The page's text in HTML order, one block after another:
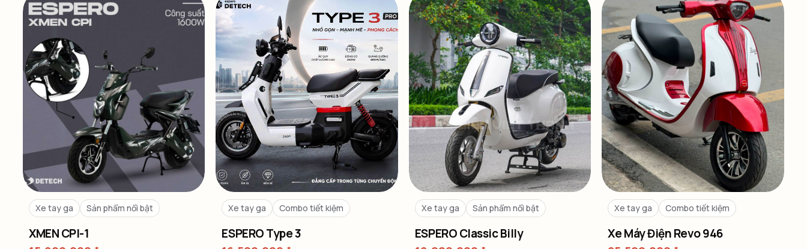
Xe tay ga Sản phẩm nổi bật
XMEN CPI-1
Xe tay ga Combo tiết kiệm
ESPERO Type 3
Xe tay ga Sản phẩm nổi bật
ESPERO Classic Billy
Xe tay ga Combo tiết kiệm
Xe Máy Điện Revo 946